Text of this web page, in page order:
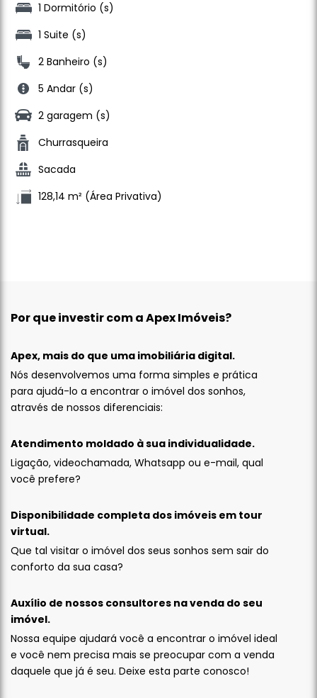
1 Dormitório (s)
1 Suite (s)
2 Banheiro (s)
5 Andar (s)
2 garagem (s)
Churrasqueira
Sacada
128,14 m² (Área Privativa)
Por que investir com a Apex Imóveis?
Apex, mais do que uma imobiliária digital.
Nós desenvolvemos uma forma simples e prática
para ajudá-lo a encontrar o imóvel dos sonhos,
através de nossos diferenciais:
Atendimento moldado à sua individualidade.
Ligação, videochamada, Whatsapp ou e-mail, qual
você prefere?
Disponibilidade completa dos imóveis em tour
virtual.
Que tal visitar o imóvel dos seus sonhos sem sair do
conforto da sua casa?
Auxílio de nossos consultores na venda do seu
imóvel.
Nossa equipe ajudará você a encontrar o imóvel ideal
e você nem precisa mais se preocupar com a venda
daquele que já é seu. Deixe esta parte conosco!